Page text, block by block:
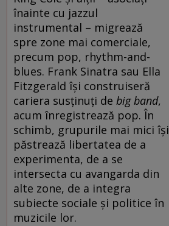
înainte cu jazzul
instrumental – migrează
spre zone mai comerciale,
precum pop, rhythm-and-
blues. Frank Sinatra sau Ella
Fitzgerald își construiseră
cariera susținuți de big band,
acum înregistrează pop. În
schimb, grupurile mai mici își
păstrează libertatea de a
experimenta, de a se
intersecta cu avangarda din
alte zone, de a integra
subiecte sociale și politice în
muzicile lor.